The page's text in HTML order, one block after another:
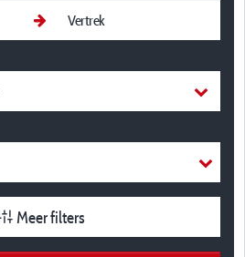
Meer filters